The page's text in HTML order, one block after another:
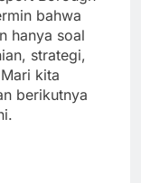
bahwa
hanya soal
strategi,
kita
berikutnya